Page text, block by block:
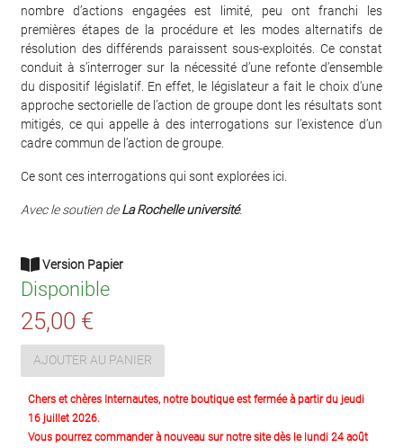
nombre d’actions engagées est limité, peu ont franchi les
premières étapes de la procédure et les modes alternatifs de
résolution des différends paraissent sous-exploités. Ce constat
conduit à s’interroger sur la nécessité d’une refonte d’ensemble
du dispositif législatif. En effet, le législateur a fait le choix d’une
approche sectorielle de l’action de groupe dont les résultats sont
mitigés, ce qui appelle à des interrogations sur l’existence d’un
cadre commun de l’action de groupe.
Ce sont ces interrogations qui sont explorées ici.
Avec le soutien deLa Rochelle université.
Version Papier
Disponible
25,00 €
AJOUTER AU PANIER
Chers et chères Internautes, notre boutique est fermée à partir du jeudi
16 juillet 2026.
Vous pourrez commander à nouveau sur notre site dès le lundi 24 août